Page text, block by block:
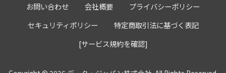
お問い合わせ 会社概要
プライバシーポリシー
セキュリティポリシー
特定商取引法に基づく表記
[サービス規約を確認]